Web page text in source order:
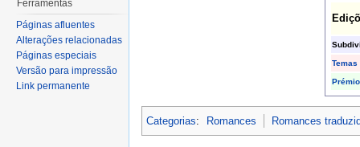
Temas
Categorias: Romances Romances
Ferramentas
Páginas afluentes
Alterações relacionadas
Páginas especiais
Versão para impressão
Link permanente